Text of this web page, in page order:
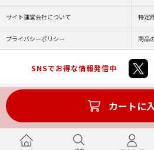
カートに
サイト運営会社について 特定
プライバシーポリシー 商品
SNSでお得な情報発信中